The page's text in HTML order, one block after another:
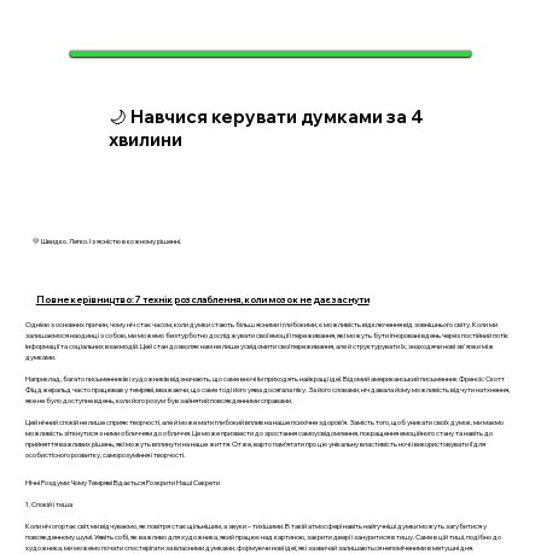
🌙 Навчися керувати думками за 4
хвилини
💛 Швидко. Легко. І з ясністю в кожному рішенні.
Повне керівництво: 7 технік розслаблення, коли мозок не дає заснути
Однією з основних причин, чому ніч стає часом, коли думки стають більш ясними і глибокими, є можливість відключення від зовнішнього світу. Коли ми
залишаємося наодинці з собою, ми можемо безтурботно досліджувати свої емоції і переживання, які можуть бути ігноровані вдень через постійний потік
інформації та соціальних взаємодій. Цей стан дозволяє нам не лише усвідомити свої переживання, але й структурувати їх, знаходячи нові зв'язки між
думками.
Наприклад, багато письменників і художників відзначають, що саме вночі їм приходять найкращі ідеї. Відомий американський письменник Френсіс Скотт
Фіцджеральд часто працював у темряві, вважаючи, що саме тоді його уява досягала піку. За його словами, ніч давала йому можливість відчути натхнення,
яке не було доступне вдень, коли його розум був зайнятий повсякденними справами.
Цей нічний спокій не лише сприяє творчості, але й може мати глибокий вплив на наше психічне здоров’я. Замість того, щоб уникати своїх думок, ми маємо
можливість зіткнутися з ними обличчям до обличчя. Це може призвести до зростання самоусвідомлення, покращення емоційного стану та навіть до
прийняття важливих рішень, які можуть вплинути на наше життя. Отже, варто пам’ятати про цю унікальну властивість ночі і використовувати її для
особистісного розвитку, саморозуміння і творчості.
Нічні Роздуми: Чому Темряві Вдається Розкрити Наші Секрети
1. Спокій і тиша
Коли ніч огортає світ, ми відчуваємо, як повітря стає щільнішим, а звуки – тихішими. В такій атмосфері навіть найгучніші думки можуть загубитися у
повсякденному шумі. Уявіть собі, як важливо для художника, який працює над картиною, закрити двері і зануритися в тишу. Саме в цій тиші, подібно до
художника, ми можемо почати спостерігати за власними думками, формуючи нові ідеї, які зазвичай залишаються непоміченими в метушні дня.